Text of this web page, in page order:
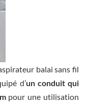
balai sans fil
d’un conduit qui
pour une utilisation